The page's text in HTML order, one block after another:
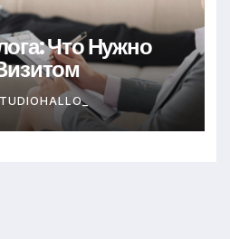
Что Нужно